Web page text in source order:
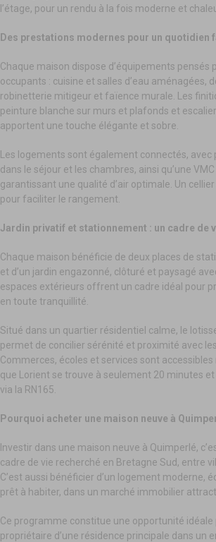
l’étage, pour un rendu à la fois moderne et
Des prestations modernes pour un quotidien
Chaque maison dispose d’équipements pensés
occupants : cuisine et salles d’eau aménagées,
robinetterie mitigeur et faïence murale. Les
peinture blanche sur murs et plafonds et
apportent une touche élégante et sobre.
Les logements sont également connectés, avec
dans le séjour et les chambres, ainsi qu’une
garantissant une qualité d’air optimale. Un
pour faciliter le rangement.
Jardin privatif et stationnement : un cadre de
Chaque maison bénéficie de deux places de
et d’un jardin engazonné, clôturé et paysagé
espaces extérieurs offrent un cadre idéal pour
en toute tranquillité.
Situé dans un quartier résidentiel calme, le
permet de concilier sérénité et proximité avec
Commerces, écoles et services sont
que Lorient se trouve à seulement 20 minutes
via la RN165.
Pourquoi acheter une maison neuve à
Investir dans une maison neuve à Quimperlé,
cadre de vie recherché en Bretagne Sud, entre
C’est aussi bénéficier d’un logement moderne,
prêt à habiter, dans un marché immobilier
Ce programme constitue une opportunité idéale
propriétaire d’une résidence principale dans un